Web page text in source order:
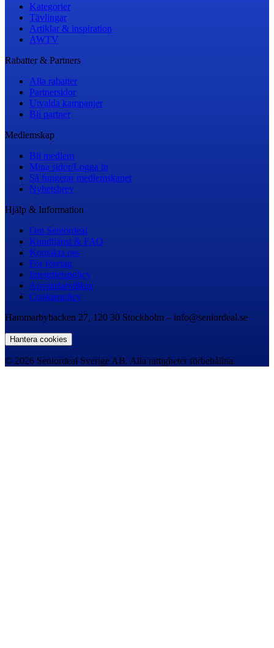
Kategorier
Tävlingar
Artiklar & inspiration
AWTV
Rabatter & Partners
Alla rabatter
Partnersidor
Utvalda kampanjer
Bli partner
Medlemskap
Bli medlem
Mina sidor/Logga in
Så fungerar medlemskapet
Nyhetsbrev
Hjälp & Information
Om Seniordeal
Kundtjänst & FAQ
Kontakta oss
För företag
Integritetspolicy
Användarvillkor
Cookiepolicy
Hammarbybacken 27, 120 30 Stockholm – info@seniordeal.se
Hantera cookies
© 2026 Seniordeal Sverige AB. Alla rättigheter förbehållna.